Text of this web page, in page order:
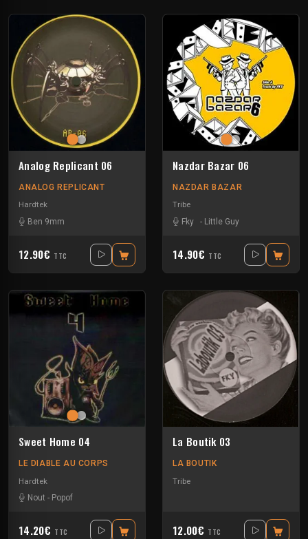
Analog Replicant 06
ANALOG REPLICANT
Hardtek
Ben 9mm
12.90€ TTC
Nazdar Bazar 06
NAZDAR BAZAR
Tribe
Fky
- Little Guy
14.90€ TTC
Sweet Home 04
LE DIABLE AU CORPS
Hardtek
Nout - Popof
14.20€ TTC
La Boutik 03
LA BOUTIK
Tribe
12.00€ TTC